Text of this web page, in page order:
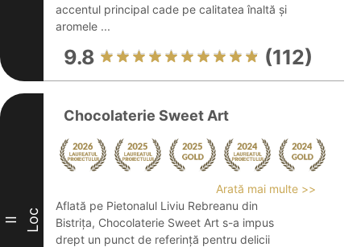
accentul principal cade pe calitatea înaltă și
aromele ...
9.8 (112)
II Loc
Chocolaterie Sweet Art
Arată mai multe >>
Aflată pe Pietonalul Liviu Rebreanu din
Bistrița, Chocolaterie Sweet Art s-a impus
drept un punct de referință pentru delicii